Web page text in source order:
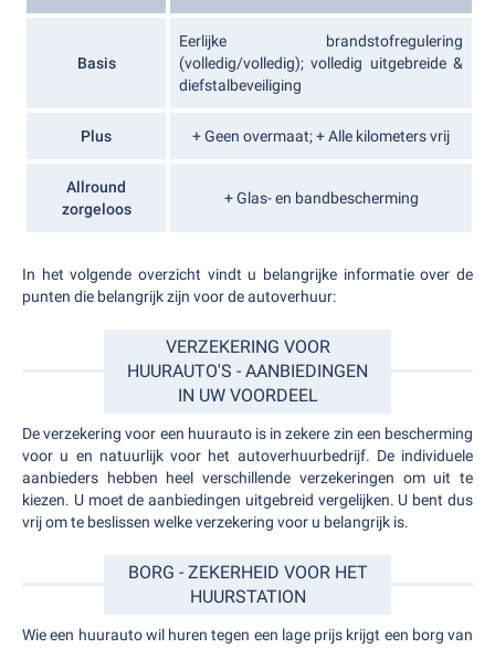
Basis
Eerlijke brandstofregulering
(volledig/volledig); volledig uitgebreide &
diefstalbeveiliging
Plus + Geen overmaat; + Alle kilometers vrij
Allround
zorgeloos
+ Glas- en bandbescherming
In het volgende overzicht vindt u belangrijke informatie over de
punten die belangrijk zijn voor de autoverhuur:
VERZEKERING VOOR
HUURAUTO'S - AANBIEDINGEN
IN UW VOORDEEL
De verzekering voor een huurauto is in zekere zin een bescherming
voor u en natuurlijk voor het autoverhuurbedrijf. De individuele
aanbieders hebben heel verschillende verzekeringen om uit te
kiezen. U moet de aanbiedingen uitgebreid vergelijken. U bent dus
vrij om te beslissen welke verzekering voor u belangrijk is.
BORG - ZEKERHEID VOOR HET
HUURSTATION
Wie een huurauto wil huren tegen een lage prijs krijgt een borg van